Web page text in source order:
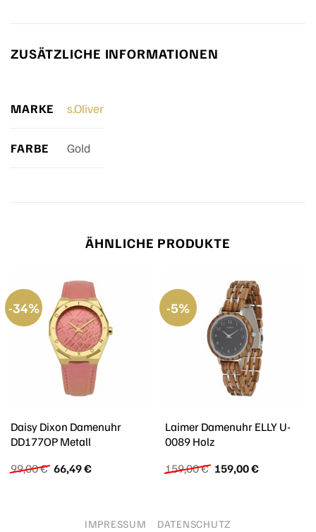
ZUSÄTZLICHE INFORMATIONEN
MARKE s.Oliver
FARBE Gold
ÄHNLICHE PRODUKTE
-34%
Daisy Dixon Damenuhr
DD177OP Metall
99,00€ Ursprünglicher
Preis
66,49€Aktueller
-5%
Laimer Damenuhr ELLY U-
0089 Holz
159,00€ Ursprünglicher
Preis
159,00€Aktueller
IMPRESSUM DATENSCHUTZ